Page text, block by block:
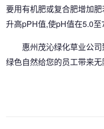
要用有机肥或复合肥增加
升高pPH值,使pH值在5.0至
惠州茂沁绿化草业公司
绿色自然给您的员工带来无